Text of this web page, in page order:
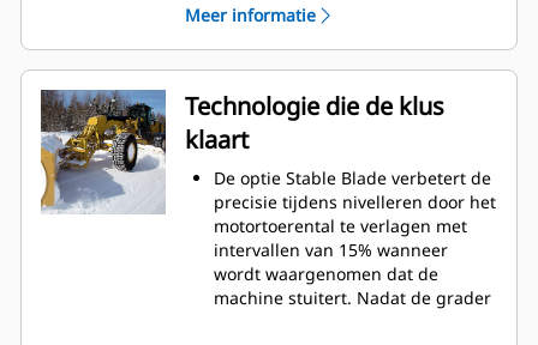
leverbaar.
Het display toont de geschakelde
versnelling van de machine.
Door het display geïnitieerd
knipperlicht met
afstandsbediening.
Het achteraanzicht verschijnt
automatisch op het display
wanneer de machine in de
achteruitversnelling wordt gezet.
De functie mensendetectie is af
fabriek leverbaar.
Groter dwarshellingsscherm.
Meer informatie
Technologie die de klus
klaart
De optie Stable Blade verbetert de
precisie tijdens nivelleren door het
motortoerental te verlagen met
intervallen van 15% wanneer
wordt waargenomen dat de
machine stuitert. Nadat de grader